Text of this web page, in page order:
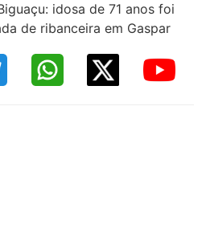
idosa de 71 anos foi
de ribanceira em Gaspar